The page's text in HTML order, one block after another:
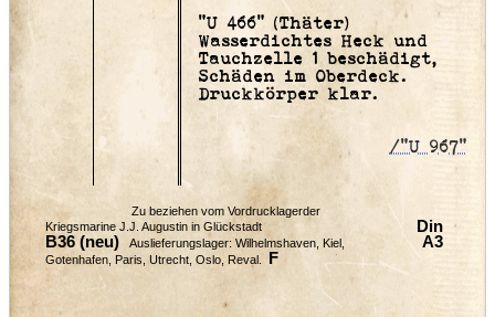
"U 466" (Thäter)
Wasserdichtes Heck und
Tauchzelle 1 beschädigt,
Schäden im Oberdeck.
Druckkörper klar.
/"U 967"
Zu beziehen vom Vordrucklagerder
Kriegsmarine J.J. Augustin in Glückstadt
B36 (neu) Auslieferungslager: Wilhelmshaven, Kiel,
Gotenhafen, Paris, Utrecht, Oslo, Reval.
F
Din
A3